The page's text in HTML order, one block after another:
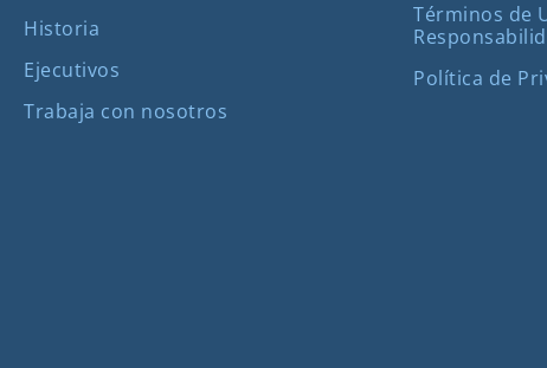
Historia
Ejecutivos
Trabaja con nosotros
Términos de
Política de